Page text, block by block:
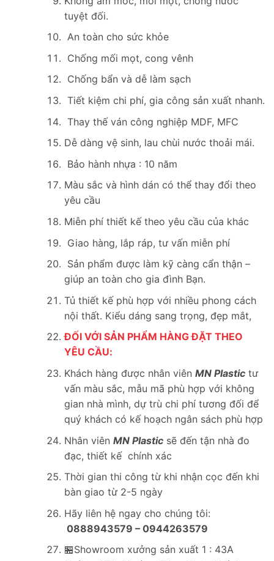
tuyệt đối.
An toàn cho sức khỏe
Chống mối mọt, cong vênh
Chống bẩn và dễ làm sạch
Tiết kiệm chi phí, gia công sản xuất nhanh.
Thay thế ván công nghiệp MDF, MFC
Dễ dàng vệ sinh, lau chùi nước thoải mái.
Bảo hành nhựa : 10 năm
Màu sắc và hình dán có thể thay đổi theo
yêu cầu
Miễn phí thiết kế theo yêu cầu của khác
Giao hàng, lắp ráp, tư vấn miễn phí
Sản phẩm được làm kỹ càng cẩn thận –
giúp an toàn cho gia đình Bạn.
Tủ thiết kế phù hợp với nhiều phong cách
nội thất. Kiểu dáng sang trọng, đẹp mắt,
ĐỐI VỚI SẢN PHẨM HÀNG ĐẶT THEO
YÊU CẦU:
Khách hàng được nhân viên MN Plastictư
vấn màu sắc, mẫu mã phù hợp với không
gian nhà mình, dự trù chi phí tương đối để
quý khách có kế hoạch ngân sách phù hợp
Nhân viên MN Plasticsẽ đến tận nhà đo
đạc, thiết kế chính xác
Thời gian thi công từ khi nhận cọc đến khi
bàn giao từ 2-5 ngày
Hãy liên hệ ngay cho chúng tôi:
0888943579 – 0944263579
🏪Showroom xưởng sản xuất 1 : 43A